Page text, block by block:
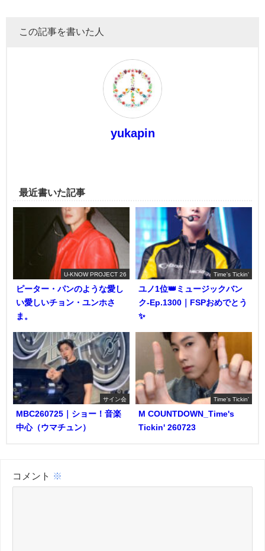
この記事を書いた人
yukapin
最近書いた記事
U-KNOW PROJECT 26
ピーター・パンのような愛し
い愛しいチョン・ユンホさ
ま。
Time's Tickin'
ユノ1位👑ミュージックバン
ク-Ep.1300｜FSPおめでとう
✨️
サイン会
MBC260725｜ショー！音楽
中心（ウマチュン）
Time's Tickin'
M COUNTDOWN_Time's
Tickin' 260723
コメント ※